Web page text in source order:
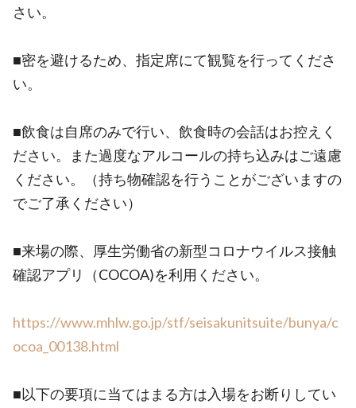
さい。
■密を避けるため、指定席にて観覧を行ってくださ
い。
■飲食は自席のみで行い、飲食時の会話はお控えく
ださい。また過度なアルコールの持ち込みはご遠慮
ください。（持ち物確認を行うことがございますの
でご了承ください）
■来場の際、厚生労働省の新型コロナウイルス接触
確認アプリ（COCOA)を利用ください。
https://www.mhlw.go.jp/stf/seisakunitsuite/bunya/c
ocoa_00138.html
■以下の要項に当てはまる方は入場をお断りしてい